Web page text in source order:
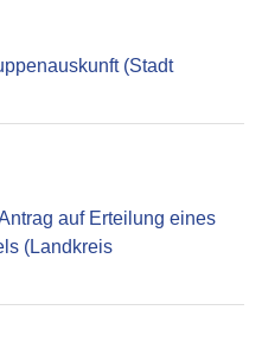
(Stadt
auf Erteilung eines
(Landkreis